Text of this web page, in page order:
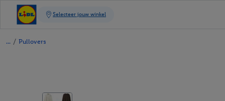
/ Pullovers